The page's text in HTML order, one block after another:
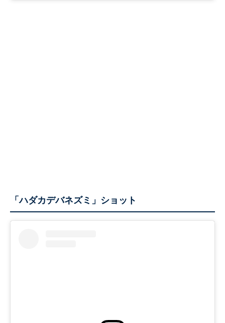
「ハダカデバネズミ」ショット